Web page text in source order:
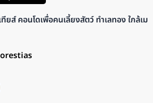
ยส์ คอนโดเพื่อคนเลี้ยงสัตว์ ทำเลทอง ใกล้เม